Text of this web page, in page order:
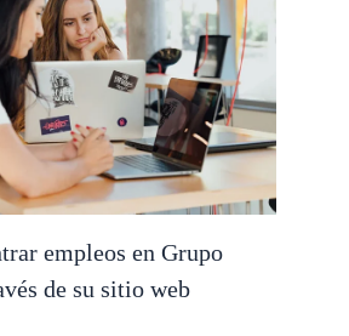
empleos en Grupo
de su sitio web